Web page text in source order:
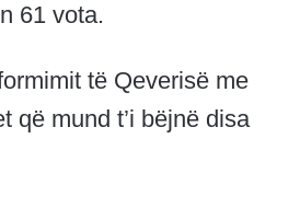
61 vota.
të Qeverisë me
që mund t’i bëjnë disa